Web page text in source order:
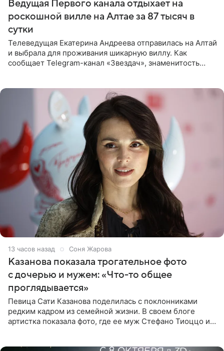
Ведущая Первого канала отдыхает на
роскошной вилле на Алтае за 87 тысяч в
сутки
Телеведущая Екатерина Андреева отправилась на Алтай
и выбрала для проживания шикарную виллу. Как
сообщает Telegram-канал «Звездач», знаменитость
13 часов назад Соня Жарова
Казанова показала трогательное фото
с дочерью и мужем: «Что-то общее
проглядывается»
Певица Сати Казанова поделилась с поклонниками
редким кадром из семейной жизни. В своем блоге
артистка показала фото, где ее муж Стефано Тиоццо и